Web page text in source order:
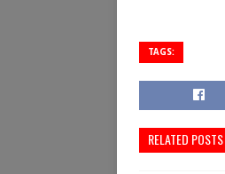
TAGS:
RELATED POSTS